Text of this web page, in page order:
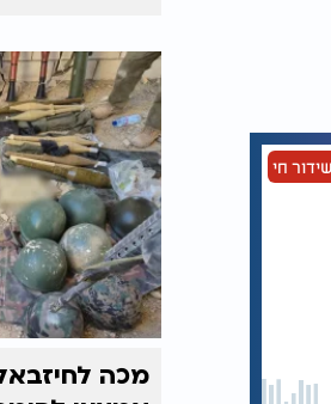
שידור חי
מכה